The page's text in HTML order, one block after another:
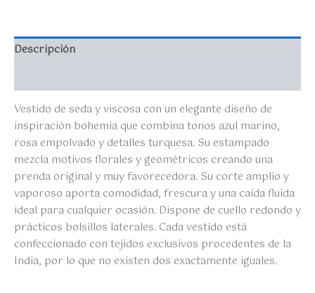
Descripción
Vestido de seda y viscosa con un elegante diseño de
inspiración bohemia que combina tonos azul marino,
rosa empolvado y detalles turquesa. Su estampado
mezcla motivos florales y geométricos creando una
prenda original y muy favorecedora. Su corte amplio y
vaporoso aporta comodidad, frescura y una caída fluida
ideal para cualquier ocasión. Dispone de cuello redondo y
prácticos bolsillos laterales. Cada vestido está
confeccionado con tejidos exclusivos procedentes de la
India, por lo que no existen dos exactamente iguales.